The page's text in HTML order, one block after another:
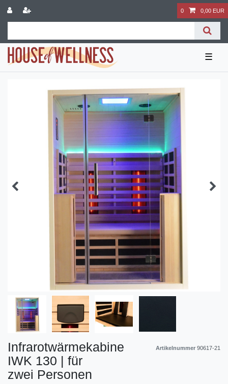
0 0,00 EUR
☰
Infrarotwärmekabine
IWK 130 | für
zwei Personen
Artikelnummer 90617-21